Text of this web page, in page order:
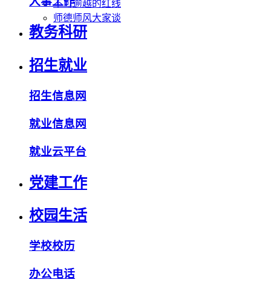
不可逾越的红线
师德师风大家谈
教务科研
招生就业
招生信息网
就业信息网
就业云平台
党建工作
校园生活
学校校历
办公电话